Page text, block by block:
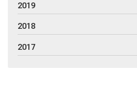
2019
2018
2017